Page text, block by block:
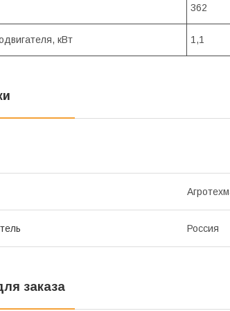
362
кВт 1,1
Россия
заказа